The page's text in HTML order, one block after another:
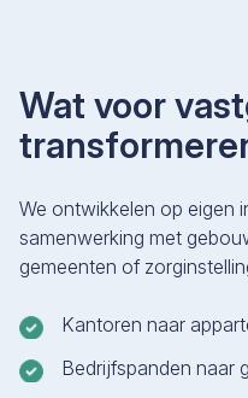
Wat voor
We ontwikkelen op eigen
samenwerking met
gemeenten of
Kantoren naar
Bedrijfspanden naar